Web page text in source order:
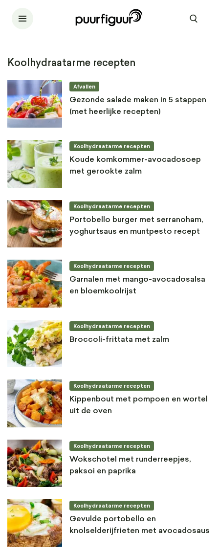
Koolhydraatarme recepten
Afvallen
Gezonde salade maken in 5 stappen
(met heerlijke recepten)
Koolhydraatarme recepten
Koude komkommer-avocadosoep
met gerookte zalm
Koolhydraatarme recepten
Portobello burger met serranoham,
yoghurtsaus en muntpesto recept
Koolhydraatarme recepten
Garnalen met mango-avocadosalsa
en bloemkoolrijst
Koolhydraatarme recepten
Broccoli-frittata met zalm
Koolhydraatarme recepten
Kippenbout met pompoen en wortel
uit de oven
Koolhydraatarme recepten
Wokschotel met runderreepjes,
paksoi en paprika
Koolhydraatarme recepten
Gevulde portobello en
knolselderijfrieten met avocadosaus